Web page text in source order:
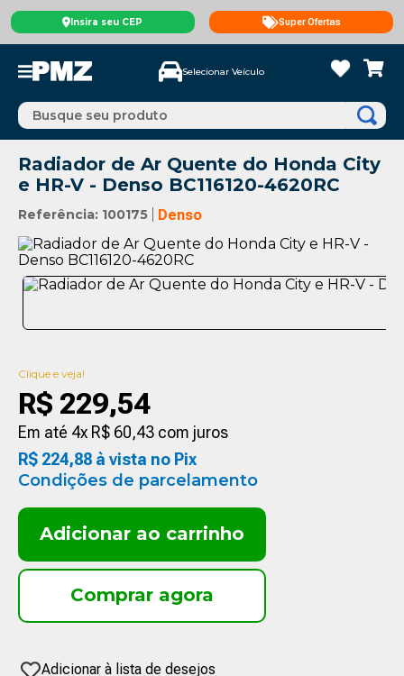
Insira seu CEP Super Ofertas
Selecionar Veículo
Busque seu produto
Radiador de Ar Quente do Honda City
e HR-V - Denso BC116120-4620RC
Referência: 100175 Denso
Clique e veja!
R$ 229,54
Em até 4x R$ 60,43 com juros
R$ 224,88 à vista no Pix
Condições de parcelamento
Adicionar ao carrinho